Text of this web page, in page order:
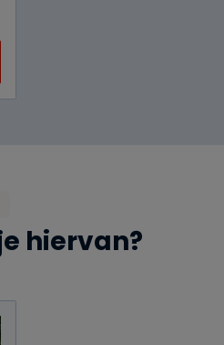
hiervan?